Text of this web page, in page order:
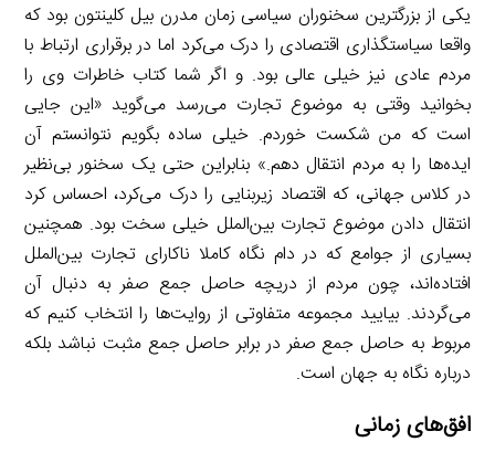
یکی از بزرگترین سخنوران سیاسی زمان مدرن بیل کلینتون بود که
واقعا سیاستگذاری اقتصادی را درک می‌کرد اما در برقراری ارتباط با
مردم عادی نیز خیلی عالی بود. و اگر شما کتاب خاطرات وی را
بخوانید وقتی به موضوع تجارت می‌رسد می‌گوید «این جایی
است که من شکست خوردم. خیلی ساده بگویم نتوانستم آن
ایده‌ها را به مردم انتقال دهم.» بنابراین حتی یک سخنور بی‌نظیر
در کلاس جهانی، که اقتصاد زیربنایی را درک می‌کرد، احساس کرد
انتقال دادن موضوع تجارت بین‌الملل خیلی سخت بود. همچنین
بسیاری از جوامع که در دام نگاه کاملا ناکارای تجارت بین‌الملل
افتاده‌‌اند، چون مردم از دریچه حاصل جمع صفر به دنبال آن
می‌گردند. بیایید مجموعه متفاوتی از روایت‌ها را انتخاب کنیم که
مربوط به حاصل جمع صفر در برابر حاصل جمع مثبت نباشد بلکه
درباره نگاه به جهان است.
افق‌های زمانی